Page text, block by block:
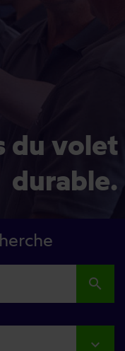
durable.
search